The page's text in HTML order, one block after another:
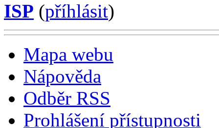
ISP (příhlásit)
Mapa webu
Nápověda
Odběr RSS
Prohlášení přístupnosti